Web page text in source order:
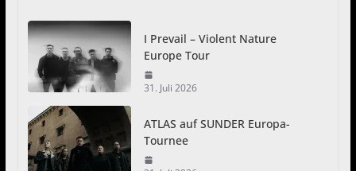
I Prevail – Violent Nature
Europe Tour
31. Juli 2026
ATLAS auf SUNDER Europa-
Tournee